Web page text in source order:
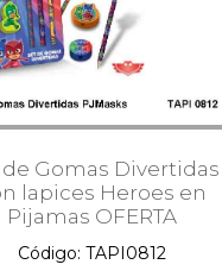
de Gomas Divertidas
lapices Heroes en
Pijamas OFERTA
Código: TAPI0812